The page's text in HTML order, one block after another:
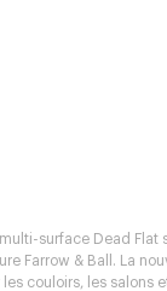
surface Dead Flat
Farrow & Ball. La
couloirs, les salons